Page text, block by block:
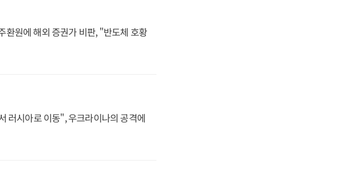
환원에 해외 증권가 비판, "반도체 호황
러시아로 이동", 우크라이나의 공격에